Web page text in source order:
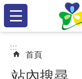
跳到主要內容區塊
:::
:::
:::
首頁